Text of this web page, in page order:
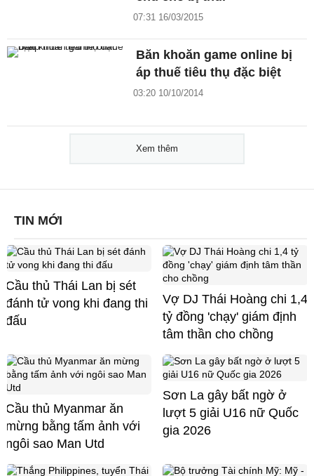
07:31 16/03/2015
Băn khoăn game online bị
áp thuế tiêu thụ đặc biệt
03:20 10/10/2014
Xem thêm
TIN MỚI
Cầu thủ Thái Lan bị sét
đánh tử vong khi đang thi
đấu
Vợ DJ Thái Hoàng chi 1,4
tỷ đồng 'chạy' giám định
tâm thần cho chồng
Cầu thủ Myanmar ăn
mừng bằng tấm ảnh với
ngôi sao Man Utd
Sơn La gây bất ngờ ở
lượt 5 giải U16 nữ Quốc
gia 2026